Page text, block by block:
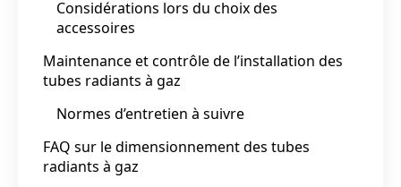
Considérations lors du choix des
accessoires
Maintenance et contrôle de l’installation des
tubes radiants à gaz
Normes d’entretien à suivre
FAQ sur le dimensionnement des tubes
radiants à gaz